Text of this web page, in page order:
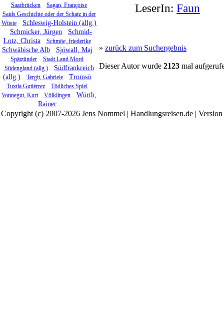
Saarbrücken
Sagan, Françoise
Saids Geschichte oder der Schatz in der
Wüste
Schleswig-Holstein (allg.)
Schmicker, Jürgen
Schmid-
Lotz, Christa
Schmöe, friederike
Schwäbische Alb Sjöwall, Maj
Spätzünder
Stadt Land Mord
Südengland (allg.)
Südfrankreich
(allg.)
Tergit, Gabriele Tromsö
Tuxtla Gutiérrez
Tödliches Spiel
Vonnegut, Kurt
Völklingen
Würth,
Rainer
LeserIn: Faun
» zurück zum Suchergebnis
Dieser Autor wurde 2123 mal
Copyright (c) 2007-2026 Jens Nommel | Handlungsreisen.de |